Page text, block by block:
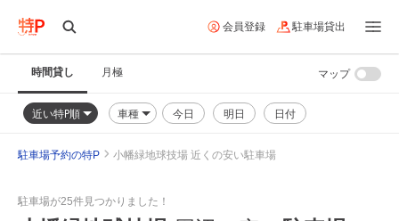
会員登録 駐車場貸出
時間貸し 月極
近い特P順 車種 今日 明日 日付
マップ
駐車場予約の特P 小幡緑地球技場 近くの安い駐車場
駐車場が25件見つかりました！